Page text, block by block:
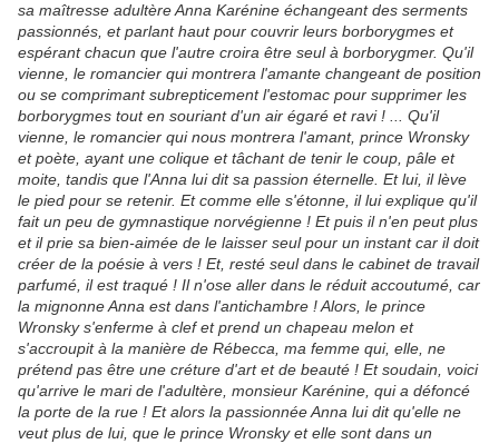
sa maîtresse adultère Anna Karénine échangeant des serments
passionnés, et parlant haut pour couvrir leurs borborygmes et
espérant chacun que l'autre croira être seul à borborygmer. Qu'il
vienne, le romancier qui montrera l'amante changeant de position
ou se comprimant subrepticement l'estomac pour supprimer les
borborygmes tout en souriant d'un air égaré et ravi ! ... Qu'il
vienne, le romancier qui nous montrera l'amant, prince Wronsky
et poète, ayant une colique et tâchant de tenir le coup, pâle et
moite, tandis que l'Anna lui dit sa passion éternelle. Et lui, il lève
le pied pour se retenir. Et comme elle s'étonne, il lui explique qu'il
fait un peu de gymnastique norvégienne ! Et puis il n'en peut plus
et il prie sa bien-aimée de le laisser seul pour un instant car il doit
créer de la poésie à vers ! Et, resté seul dans le cabinet de travail
parfumé, il est traqué ! Il n'ose aller dans le réduit accoutumé, car
la mignonne Anna est dans l'antichambre ! Alors, le prince
Wronsky s'enferme à clef et prend un chapeau melon et
s'accroupit à la manière de Rébecca, ma femme qui, elle, ne
prétend pas être une créture d'art et de beauté ! Et soudain, voici
qu'arrive le mari de l'adultère, monsieur Karénine, qui a défoncé
la porte de la rue ! Et alors la passionnée Anna lui dit qu'elle ne
veut plus de lui, que le prince Wronsky et elle sont dans un